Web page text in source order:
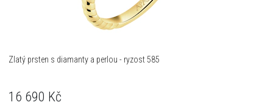
Zlatý prsten s diamanty a perlou - ryzost 585
16 690 Kč